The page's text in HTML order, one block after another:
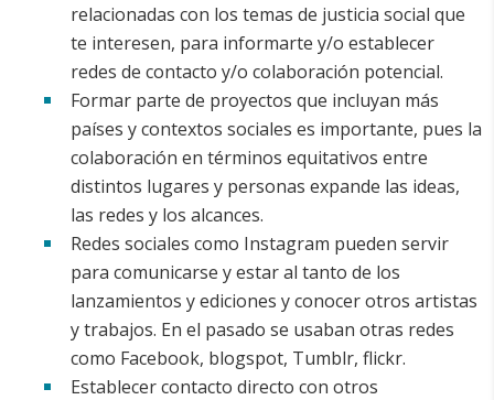
relacionadas con los temas de justicia social que
te interesen, para informarte y/o establecer
redes de contacto y/o colaboración potencial.
Formar parte de proyectos que incluyan más
países y contextos sociales es importante, pues la
colaboración en términos equitativos entre
distintos lugares y personas expande las ideas,
las redes y los alcances.
Redes sociales como Instagram pueden servir
para comunicarse y estar al tanto de los
lanzamientos y ediciones y conocer otros artistas
y trabajos. En el pasado se usaban otras redes
como Facebook, blogspot, Tumblr, flickr.
Establecer contacto directo con otros